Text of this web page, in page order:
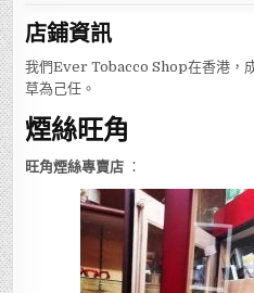
店鋪資訊
我們Ever Tobacco Shop在香港，
草為己任。
煙絲旺角
旺角煙絲專賣店 ：